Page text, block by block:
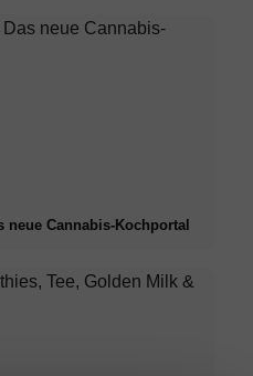
neue Cannabis-Kochportal